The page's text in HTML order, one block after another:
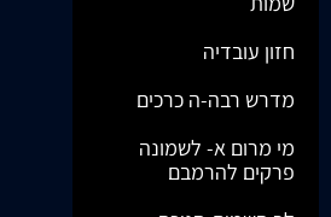
חזון עובדיה
מדרש רבה-ה כרכים
מי מרום א- לשמונה
פרקים להרמבם